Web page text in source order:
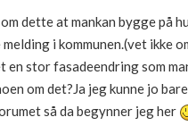
dette at mankan bygge på
i kommunen.(vet ikke
en stor fasadeendring som
om det?Ja jeg kunne jo
så da begynner jeg her